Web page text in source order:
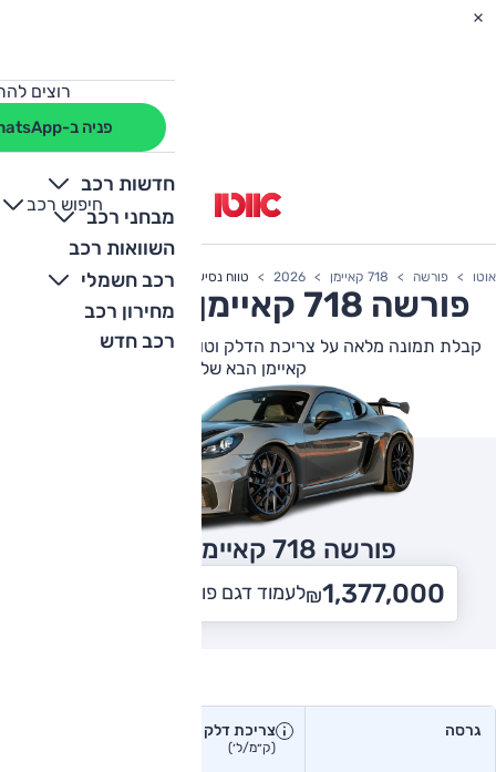
רוצים
פניה ב-WhatsApp
חדשות רכב
מבחני רכב
השוואות רכב
רכב חשמלי
מחירון רכב
רכב חדש
חיפוש רכב
+
-
אוטו פורשה 718 קאיימן 2026 טווח נסיעה
פורשה 718 קאיימן צריכת דלק
קאיימן הבא שלך
פורשה 718 קאיימן
₪1,377,000 לעמוד דגם פורשה 718 קאיימן
גרסה צריכת דלק יצרן
(ק״מ/ל׳)